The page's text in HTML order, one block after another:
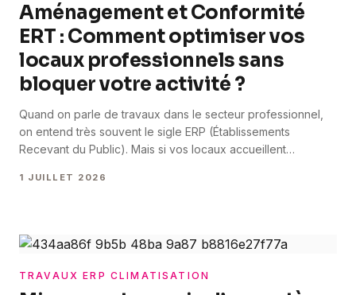
Aménagement et Conformité
ERT : Comment optimiser vos
locaux professionnels sans
bloquer votre activité ?
Quand on parle de travaux dans le secteur professionnel,
on entend très souvent le sigle ERP (Établissements
Recevant du Public). Mais si vos locaux accueillent
tertiaires, d’un atelier, d’une base logistique ou d’un site
1 JUILLET 2026
TRAVAUX ERP CLIMATISATION